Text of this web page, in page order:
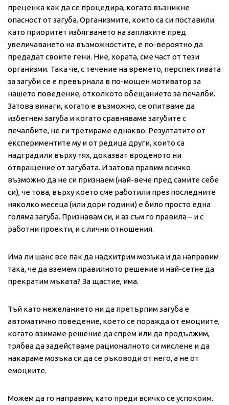
преценка как да се процедира, когато възникне
опасност от загуба. Организмите, които са си поставили
като приоритет избягването на заплахите пред
увеличаването на възможностите, е по-вероятно да
предадат своите гени. Ние, хората, сме част от тези
организми. Така че, с течение на времето, перспективата
за загуби се е превърнала в по-мощен мотиватор за
нашето поведение, отколкото обещанието за печалби.
Затова винаги, когато е възможно, се опитваме да
избегнем загуба и когато сравняваме загубите с
печалбите, не ги третираме еднакво. Резултатите от
експериментите му и от редица други, които са
надградили върху тях, доказват вроденото ни
отвращение от загубата. И затова правим всичко
възможно да не си признаем (най-вече пред самите себе
си), че това, върху което сме работили през последните
няколко месеца (или дори години) е било просто една
голяма загуба. Признавам си, и аз съм го правила – и с
работни проекти, и с лични отношения.
Има ли шанс все пак да надхитрим мозъка и да направим
така, че да вземем правилното решение и най-сетне да
прекратим мъката? За щастие, има.
Тъй като нежеланието ни да претърпим загуба е
автоматично поведение, което се поражда от емоциите,
когато взимаме решение да спрем или да продължим,
трябва да задействаме рационалното си мислене и да
накараме мозъка си да се ръководи от него, а не от
емоциите.
Можем да го направим, като преди всичко се успокоим.